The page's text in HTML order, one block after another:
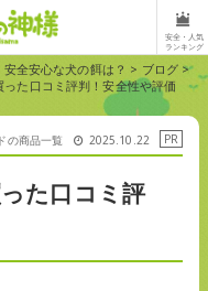
安全・人気
ランキング
全安心な犬の餌は？ > ブログ >
た口コミ評判！安全性や評価
の商品一覧 2025.10.22
た口コミ評